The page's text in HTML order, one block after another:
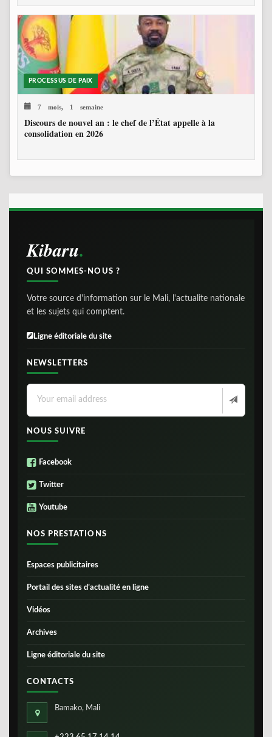
PROCESSUS DE PAIX
7 mois, 1 semaine
Discours de nouvel an : le chef de l’État appelle à la
consolidation en 2026
Kibaru
QUI SOMMES-NOUS ?
Votre source d'information sur le Mali, l'actualite nationale
et les sujets qui comptent.
Ligne éditoriale du site
NEWSLETTERS
NOUS SUIVRE
Facebook
Twitter
Youtube
NOS PRESTATIONS
Espaces publicitaires
Portail des sites d’actualité en ligne
Vidéos
Archives
Ligne éditoriale du site
CONTACTS
Bamako, Mali